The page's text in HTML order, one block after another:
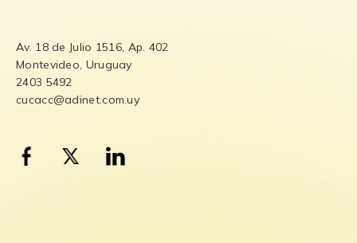
Av. 18 de Julio 1516, Ap. 402
Montevideo, Uruguay
2403 5492
cucacc@adinet.com.uy